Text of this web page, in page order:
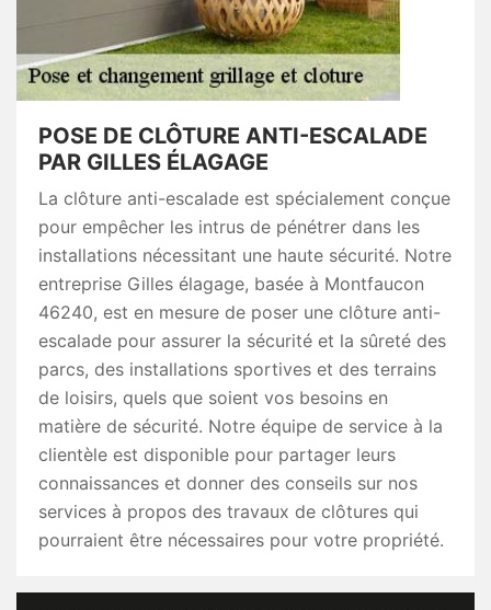
POSE DE CLÔTURE ANTI-ESCALADE
PAR GILLES ÉLAGAGE
La clôture anti-escalade est spécialement conçue
pour empêcher les intrus de pénétrer dans les
installations nécessitant une haute sécurité. Notre
entreprise Gilles élagage, basée à Montfaucon
46240, est en mesure de poser une clôture anti-
escalade pour assurer la sécurité et la sûreté des
parcs, des installations sportives et des terrains
de loisirs, quels que soient vos besoins en
matière de sécurité. Notre équipe de service à la
clientèle est disponible pour partager leurs
connaissances et donner des conseils sur nos
services à propos des travaux de clôtures qui
pourraient être nécessaires pour votre propriété.